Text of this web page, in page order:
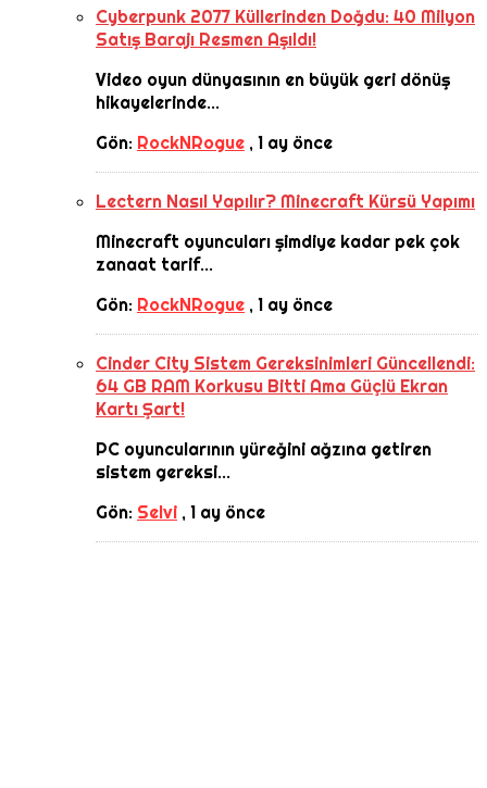
Cyberpunk 2077 Küllerinden Doğdu: 40 Milyon
Satış Barajı Resmen Aşıldı!
Video oyun dünyasının en büyük geri dönüş
hikayelerinde...
Gön: RockNRogue ,1 ay önce
Lectern Nasıl Yapılır? Minecraft Kürsü Yapımı
Minecraft oyuncuları şimdiye kadar pek çok
zanaat tarif...
Gön: RockNRogue ,1 ay önce
Cinder City Sistem Gereksinimleri Güncellendi:
64 GB RAM Korkusu Bitti Ama Güçlü Ekran
Kartı Şart!
PC oyuncularının yüreğini ağzına getiren
sistem gereksi...
Gön: Selvi ,1 ay önce